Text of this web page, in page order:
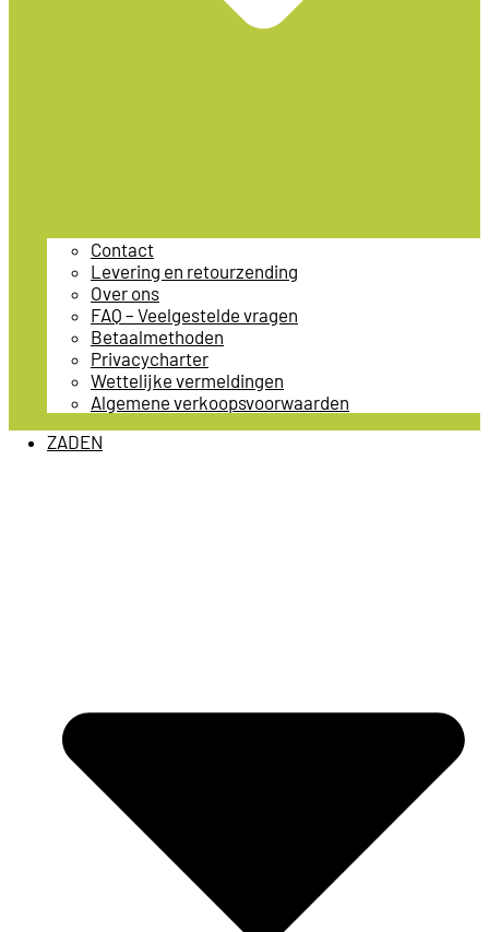
Contact
Levering en retourzending
Over ons
FAQ – Veelgestelde vragen
Betaalmethoden
Privacycharter
Wettelijke vermeldingen
Algemene verkoopsvoorwaarden
ZADEN